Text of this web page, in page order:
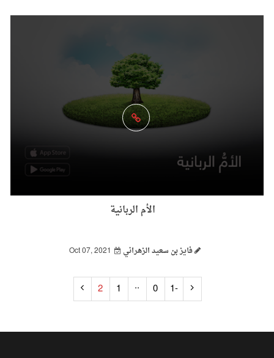
الأم الربانية
فايز بن سعيد الزهراني Oct 07, 2021
-1
0
..
1
2